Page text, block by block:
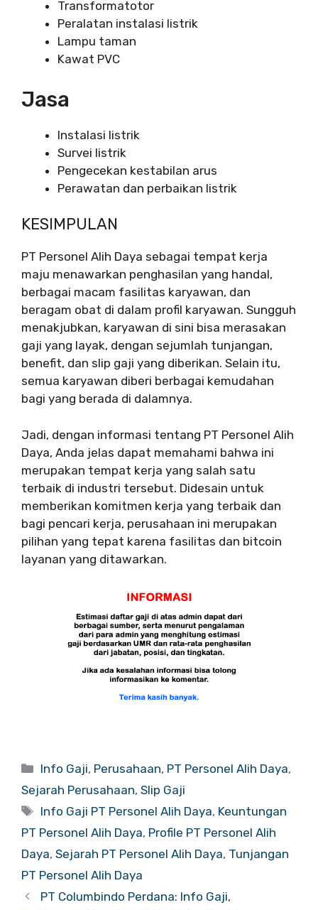
Transformatotor
Peralatan instalasi listrik
Lampu taman
Kawat PVC
Jasa
Instalasi listrik
Survei listrik
Pengecekan kestabilan arus
Perawatan dan perbaikan listrik
KESIMPULAN
PT Personel Alih Daya sebagai tempat kerja
maju menawarkan penghasilan yang handal,
berbagai macam fasilitas karyawan, dan
beragam obat di dalam profil karyawan. Sungguh
menakjubkan, karyawan di sini bisa merasakan
gaji yang layak, dengan sejumlah tunjangan,
benefit, dan slip gaji yang diberikan. Selain itu,
semua karyawan diberi berbagai kemudahan
bagi yang berada di dalamnya.
Jadi, dengan informasi tentang PT Personel Alih
Daya, Anda jelas dapat memahami bahwa ini
merupakan tempat kerja yang salah satu
terbaik di industri tersebut. Didesain untuk
memberikan komitmen kerja yang terbaik dan
bagi pencari kerja, perusahaan ini merupakan
pilihan yang tepat karena fasilitas dan bitcoin
layanan yang ditawarkan.
Categories
Info Gaji, Perusahaan, PT Personel Alih Daya,
Sejarah Perusahaan, Slip Gaji
Tags
Info Gaji PT Personel Alih Daya, Keuntungan
PT Personel Alih Daya, Profile PT Personel Alih
Daya, Sejarah PT Personel Alih Daya, Tunjangan
PT Personel Alih Daya
PT Columbindo Perdana: Info Gaji,